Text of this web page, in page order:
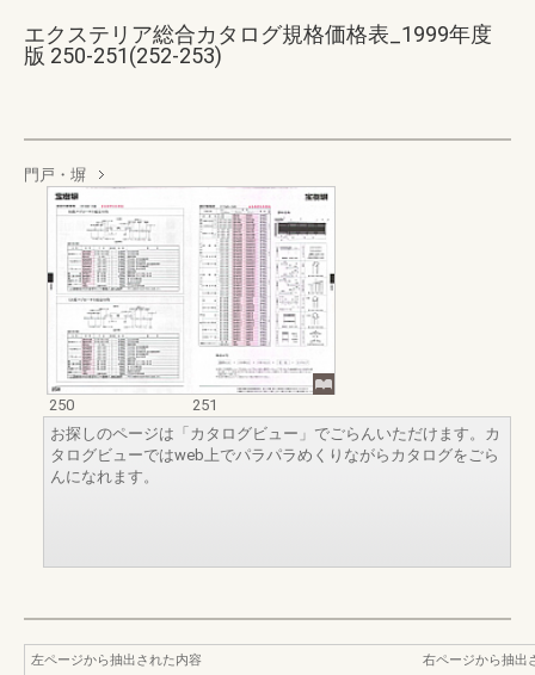
エクステリア総合カタログ規格価格表_1999年度
版 250-251(252-253)
門戸・塀
250
251
お探しのページは「カタログビュー」でごらんいただけます。カ
タログビューではweb上でパラパラめくりながらカタログをごら
んになれます。
左ページから抽出された内容
右ページから抽出